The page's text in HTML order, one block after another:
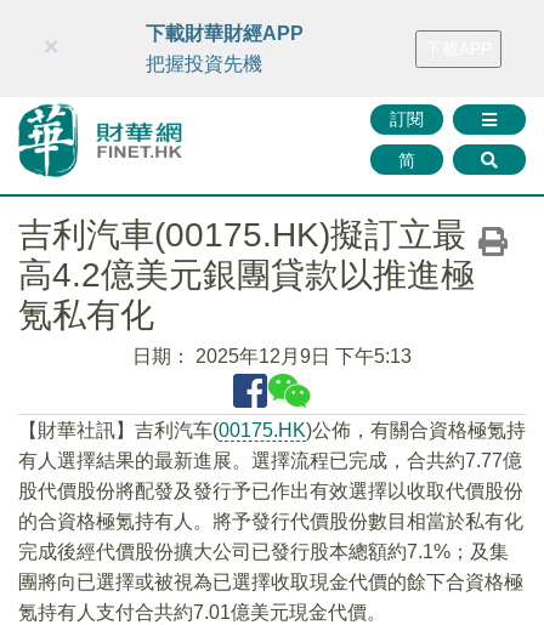
財華智庫網 FINTV FINMETA 財華證券 媒體矩陣
訂閱
简
×
下載財華財經APP
把握投資先機
吉利汽車(00175.HK)擬訂立最
高4.2億美元銀團貸款以推進極
氪私有化
日期： 2025年12月9日 下午5:13
【財華社訊】吉利汽车(00175.HK)公佈，有關合資格極氪持
有人選擇結果的最新進展。選擇流程已完成，合共約7.77億
股代價股份將配發及發行予已作出有效選擇以收取代價股份
的合資格極氪持有人。將予發行代價股份數目相當於私有化
完成後經代價股份擴大公司已發行股本總額約7.1%；及集
團將向已選擇或被視為已選擇收取現金代價的餘下合資格極
氪持有人支付合共約7.01億美元現金代價。